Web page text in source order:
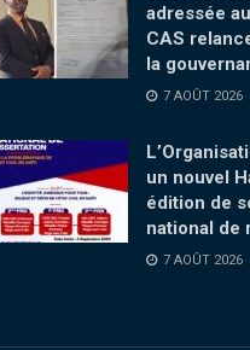
adressée
CAS
la
7 AOÛT 2026
un nouvel
édition de
national de
7 AOÛT 2026